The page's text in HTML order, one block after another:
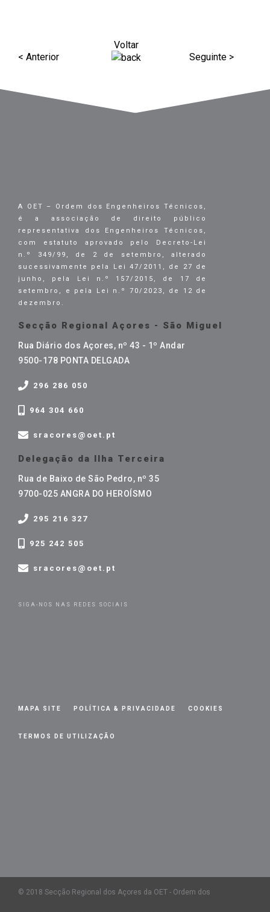
< Anterior
Voltar
Seguinte >
A OET – Ordem dos Engenheiros Técnicos,
é a associação de direito público
representativa dos Engenheiros Técnicos,
com estatuto aprovado pelo Decreto-Lei
n.º 349/99, de 2 de setembro, alterado
sucessivamente pela Lei 47/2011, de 27 de
junho, pela Lei n.º 157/2015, de 17 de
setembro, e pela Lei n.º 70/2023, de 12 de
dezembro.
Secção Regional Açores - São Miguel
Rua Diário dos Açores, nº 43 - 1º Andar
9500-178 PONTA DELGADA
296 286 050
964 304 660
sracores@oet.pt
Delegação da Ilha Terceira
Rua de Baixo de São Pedro, nº 35
9700-025 ANGRA DO HEROÍSMO
295 216 327
925 242 505
sracores@oet.pt
SIGA-NOS NAS REDES SOCIAIS
MAPA SITE POLÍTICA & PRIVACIDADE COOKIES
TERMOS DE UTILIZAÇÃO
© 2018 Secção Regional dos Açores da OET - Ordem dos